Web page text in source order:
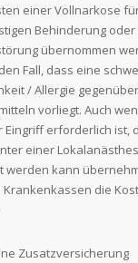
einer Vollnarkose
Behinderung
übernommen
Fall, dass eine
/ Allergie
vorliegt. Auch
Eingriff erforderlich ist,
einer
werden kann
Krankenkassen die
Zusatzversicherung